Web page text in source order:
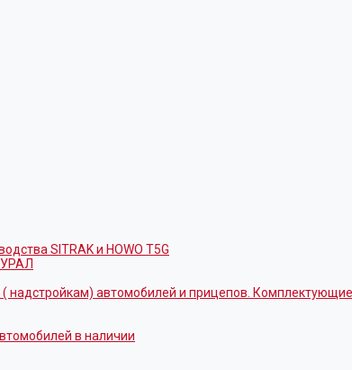
SITRAK и HOWO T5G
УРАЛ
надстройкам) автомобилей и прицепов.
в наличии